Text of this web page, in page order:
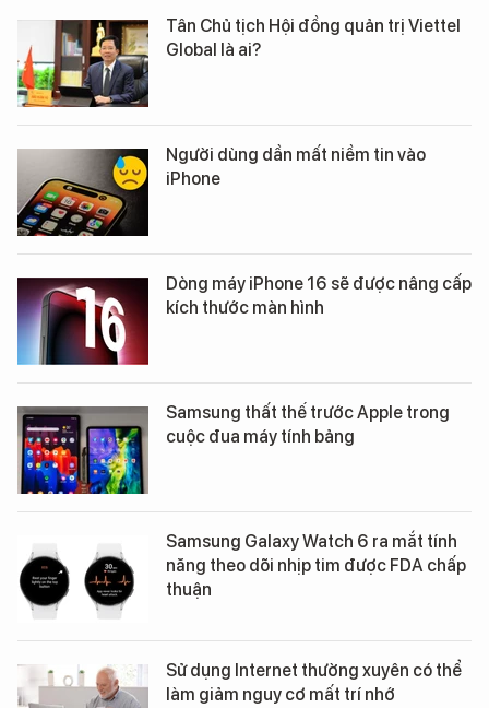
Tân Chủ tịch Hội đồng quản trị Viettel
Global là ai?
Người dùng dần mất niềm tin vào
iPhone
Dòng máy iPhone 16 sẽ được nâng cấp
kích thước màn hình
Samsung thất thế trước Apple trong
cuộc đua máy tính bảng
Samsung Galaxy Watch 6 ra mắt tính
năng theo dõi nhịp tim được FDA chấp
thuận
Sử dụng Internet thường xuyên có thể
làm giảm nguy cơ mất trí nhớ